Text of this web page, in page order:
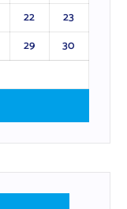
22
23
29
30